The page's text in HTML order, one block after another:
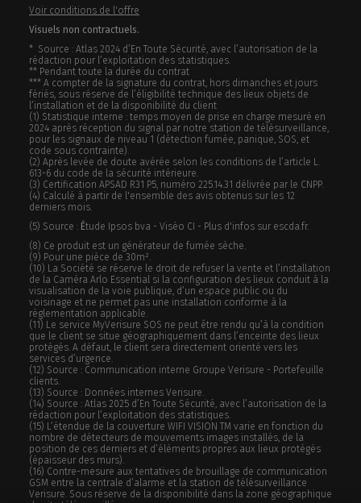
Voir conditions de l'offre
Visuels non contractuels.
* Source : Atlas 2024 d’En Toute Sécurité, avec l’autorisation de la
rédaction pour l’exploitation des statistiques.
** Pendant toute la durée du contrat
*** A compter de la signature du contrat, hors dimanches et jours
fériés, sous réserve de l’éligibilité technique des lieux objets de
l’installation et de la disponibilité du client
(1) Statistique interne : temps moyen de prise en charge mesuré en
2024 après réception du signal par notre station de télésurveillance,
pour les signaux de niveau 1 (détection fumée, panique, SOS, et
code sous contrainte).
(2) Après levée de doute avérée selon les conditions de l’article L.
613-6 du code de la sécurité intérieure.
(3) Certification APSAD R31 P5, numéro 225.14.31 délivrée par le CNPP.
(4) Calculé à partir de l'ensemble des avis obtenus sur les 12
derniers mois.
(5) Source : Étude Ipsos bva - Viséo CI - Plus d'infos sur escda.fr.
(8) Ce produit est un générateur de fumée sèche.
(9) Pour une pièce de 30m².
(10) La Société se réserve le droit de refuser la vente et l’installation
de la Caméra Arlo Essential si la configuration des lieux conduit à la
visualisation de la voie publique, d’un espace public ou du
voisinage et ne permet pas une installation conforme à la
réglementation applicable.
(11) Le service MyVerisure SOS ne peut être rendu qu’à la condition
que le client se situe géographiquement dans l’enceinte des lieux
protégés. A défaut, le client sera directement orienté vers les
services d’urgence.
(12) Source : Communication interne Groupe Verisure - Portefeuille
clients.
(13) Source : Données internes Verisure.
(14) Source : Atlas 2025 d’En Toute Sécurité, avec l’autorisation de la
rédaction pour l’exploitation des statistiques.
(15) L’étendue de la couverture WIFI VISION TM varie en fonction du
nombre de détecteurs de mouvements images installés, de la
position de ces derniers et d’éléments propres aux lieux protégés
(épaisseur des murs).
(16) Contre-mesure aux tentatives de brouillage de communication
GSM entre la centrale d’alarme et la station de télésurveillance
Verisure. Sous réserve de la disponibilité dans la zone géographique